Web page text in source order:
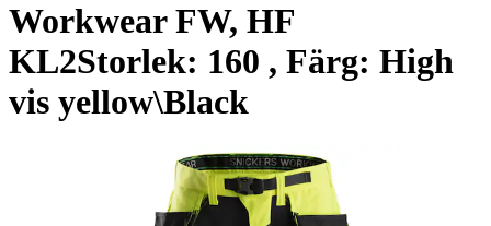
WorkwearFW, HF
KL2Storlek: 160 , Färg: High
vis yellow\Black